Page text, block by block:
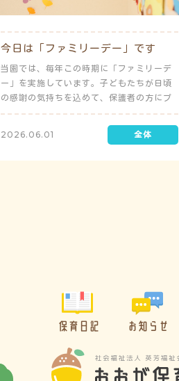
今日は「ファミリーデー」です
当園では、毎年この時期に「ファミリーデ
ー」を実施しています。子どもたちが日頃
の感謝の気持ちを込めて、保護者の方にプ
レゼントを制作して渡します。
2026.06.01
保育日記 お知らせ